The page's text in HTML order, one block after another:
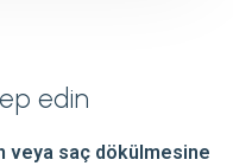
edin
veya saç dökülmesine